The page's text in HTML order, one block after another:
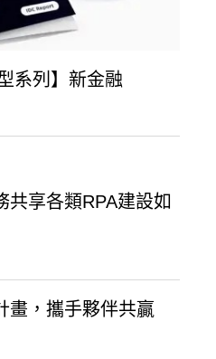
系列】新金融
共享各類RPA建設如
畫，攜手夥伴共贏